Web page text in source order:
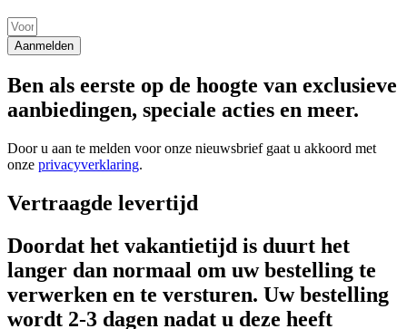
Aanmelden
Ben als eerste op de hoogte van exclusieve
aanbiedingen, speciale acties en meer.
Door u aan te melden voor onze nieuwsbrief gaat u akkoord met
onze privacyverklaring.
Vertraagde levertijd
Doordat het vakantietijd is duurt het
langer dan normaal om uw bestelling te
verwerken en te versturen. Uw bestelling
wordt 2-3 dagen nadat u deze heeft